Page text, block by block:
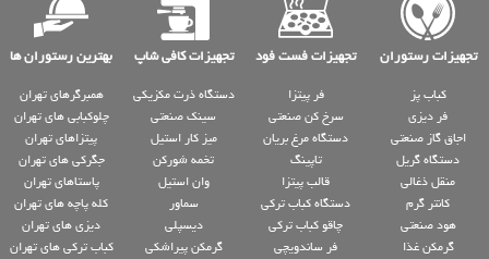
تجهیزات رستوران تجهیزات فست فود تجهیزات کافی شاپ بهترین رستوران ها
کباب پز
فر دیزی
اجاق گاز صنعتی
دستگاه گریل
منقل ذغالی
کانتر گرم
هود صنعتی
گرمکن غذا
فر پیتزا
سرخ کن صنعتی
دستگاه مرغ بریان
تاپینگ
قالب پیتزا
دستگاه کباب ترکی
چاقو کباب ترکی
فر ساندویچی
دستگاه ذرت مکزیکی
سینک صنعتی
میز کار استیل
تخمه شورکن
وان استیل
سماور
دیسپلی
گرمکن پیراشکی
همبرگرهای تهران
چلوکبابی های تهران
پیتزاهای تهران
جگرکی های تهران
پاستاهای تهران
کله پاچه های تهران
دیزی های تهران
کباب ترکی های تهران